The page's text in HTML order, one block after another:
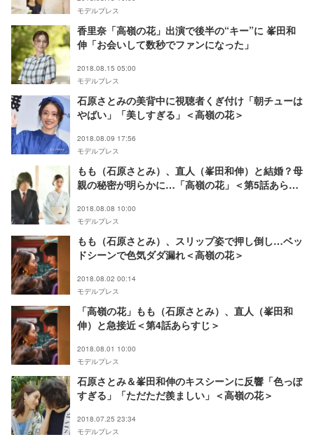
モデルプレス
香里奈「高嶺の花」出演で後半の“キー”に 峯田和
伸「お会いして数秒でファンになった」
2018.08.15 05:00
モデルプレス
石原さとみの美背中に視聴者くぎ付け「朝チューは
やばい」「美しすぎる」＜高嶺の花＞
2018.08.09 17:56
モデルプレス
もも（石原さとみ）、直人（峯田和伸）と結婚？母
親の秘密が明らかに…「高嶺の花」＜第5話あらす
2018.08.08 10:00
モデルプレス
もも（石原さとみ）、スリップ姿で押し倒し…ベッ
ドシーンで色気ダダ漏れ＜高嶺の花＞
2018.08.02 00:14
モデルプレス
「高嶺の花」もも（石原さとみ）、直人（峯田和
伸）と急接近＜第4話あらすじ＞
2018.08.01 10:00
モデルプレス
石原さとみ＆峯田和伸のキスシーンに反響「色っぽ
すぎる」「ただただ羨ましい」＜高嶺の花＞
2018.07.25 23:34
モデルプレス